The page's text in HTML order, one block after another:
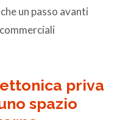
un passo avanti
priva
spazio